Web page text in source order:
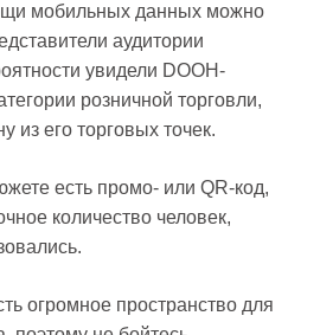
мобильных данных можно
аудитории
увидели DOOH-
розничной торговли,
из его торговых точек.
есть промо- или QR-код,
количество человек,
огромное пространство для